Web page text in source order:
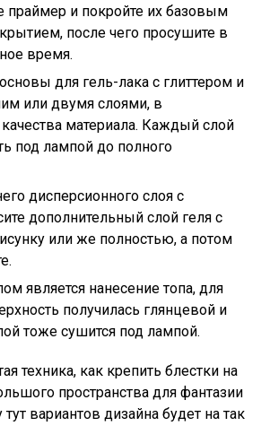
праймер и покройте их базовым
после чего просушите в
время.
для гель-лака с глиттером и
или двумя слоями, в
материала. Каждый слой
под лампой до полного
дисперсионного слоя с
дополнительный слой геля с
или же полностью, а потом
является нанесение топа, для
получилась глянцевой и
тоже сушится под лампой.
техника, как крепить блестки на
пространства для фантазии
вариантов дизайна будет на так